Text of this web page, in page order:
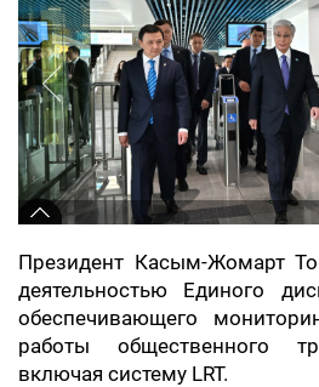
Президент Касым-Жомарт
деятельностью Единого
обеспечивающего
работы общественного
включая систему LRT.